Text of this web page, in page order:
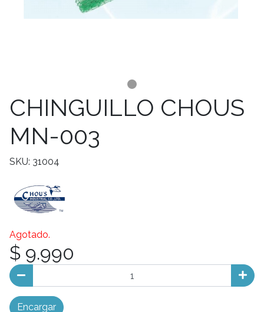
CHINGUILLO CHOUS
MN-003
SKU: 31004
Agotado.
$ 9.990
Encargar